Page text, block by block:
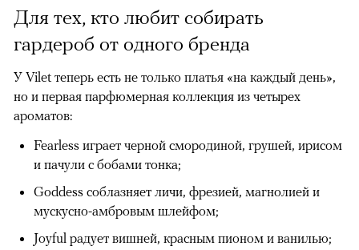
Для тех, кто любит собирать
гардероб от одного бренда
У Vilet теперь есть не только платья «на каждый день»,
но и первая парфюмерная коллекция из четырех
ароматов:
Fearless играет черной смородиной, грушей, ирисом
и пачули с бобами тонка;
Goddess соблазняет личи, фрезией, магнолией и
мускусно-амбровым шлейфом;
Joyful радует вишней, красным пионом и ванилью;